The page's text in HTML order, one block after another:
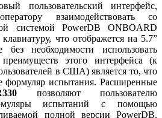
пользовательский интерфейс,
взаимодействовать со
системой PowerDB ONBOARD
что отображется на 5.7”
необходимости использовать
этого интерфейса (к
в США) является то, что
формуляр испытания. Расширенные
позволяют пользователю
испытаний с помощью
полной версии PowerDB.